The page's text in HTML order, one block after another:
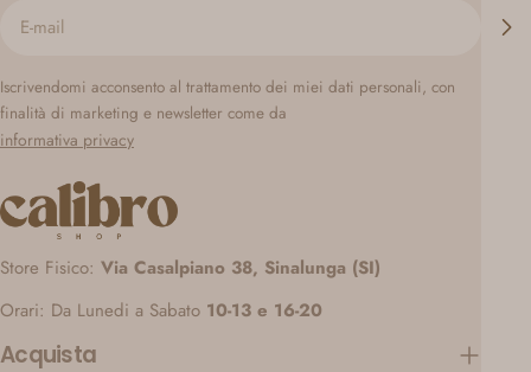
Store Fisico: Via Casalpiano 38, Sinalunga (SI)
Orari: Da Lunedi a Sabato 10-13 e 16-20
Acquista
mail
Iscrivendomi acconsento al trattamento dei miei dati personali, con
finalità di marketing e newsletter come da
informativa privacy